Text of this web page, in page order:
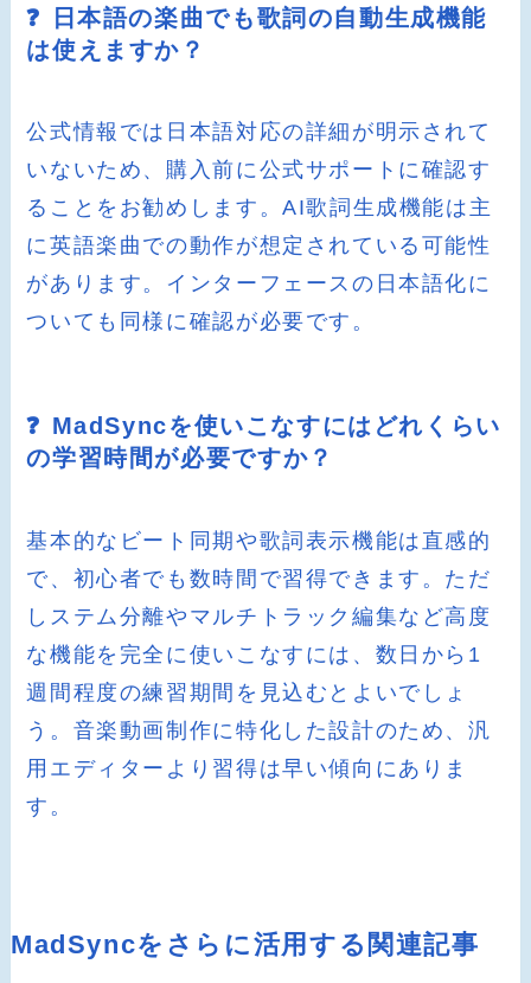
❓ 日本語の楽曲でも歌詞の自動生成機能
は使えますか？
公式情報では日本語対応の詳細が明示されて
いないため、購入前に公式サポートに確認す
ることをお勧めします。AI歌詞生成機能は主
に英語楽曲での動作が想定されている可能性
があります。インターフェースの日本語化に
ついても同様に確認が必要です。
❓ MadSyncを使いこなすにはどれくらい
の学習時間が必要ですか？
基本的なビート同期や歌詞表示機能は直感的
で、初心者でも数時間で習得できます。ただ
しステム分離やマルチトラック編集など高度
な機能を完全に使いこなすには、数日から1
週間程度の練習期間を見込むとよいでしょ
う。音楽動画制作に特化した設計のため、汎
用エディターより習得は早い傾向にありま
す。
MadSyncをさらに活用する関連記事